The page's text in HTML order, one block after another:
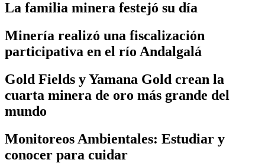
La familia minera festejó su día
Minería realizó una fiscalización
participativa en el río Andalgalá
Gold Fields y Yamana Gold crean la
cuarta minera de oro más grande del
mundo
Monitoreos Ambientales: Estudiar y
conocer para cuidar